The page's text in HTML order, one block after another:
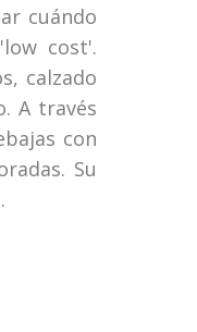
cuándo
cost'.
calzado
A través
con
Su